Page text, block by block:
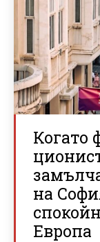
Когато
на
Европа